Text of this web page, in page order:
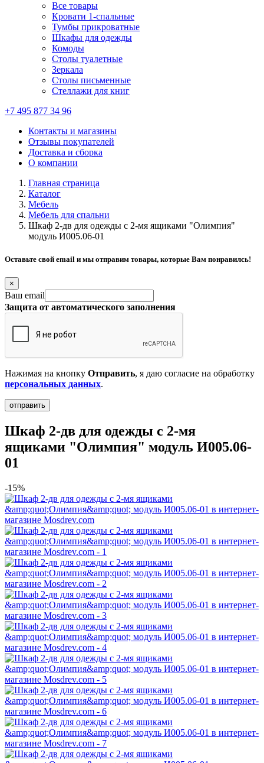
Все товары
Кровати 1-спальные
Тумбы прикроватные
Шкафы для одежды
Комоды
Столы туалетные
Зеркала
Столы письменные
Стеллажи для книг
+7 495 877 34 96
Контакты и магазины
Отзывы покупателей
Доставка и сборка
О компании
Главная страница
Каталог
Мебель
Мебель для спальни
Шкаф 2-дв для одежды c 2-мя ящиками "Олимпия"
модуль И005.06-01
Оставьте свой email и мы отправим товары, которые Вам понравилсь!
×
Ваш email
Защита от автоматического заполнения
Нажимая на кнопку Отправить, я даю согласие на обработку
персональных данных.
Шкаф 2-дв для одежды c 2-мя
ящиками "Олимпия" модуль И005.06-
01
-15%